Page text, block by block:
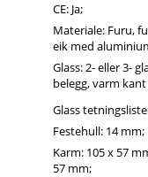
CE: Ja;
Materiale: Furu,
eik med
Glass: 2- eller 3-
belegg, varm
Glass
Festehull: 14 mm;
Karm: 105 x 57
57 mm;